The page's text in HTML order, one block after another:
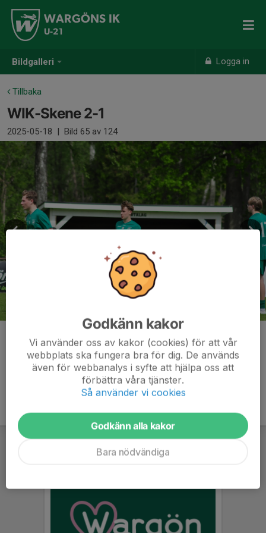
Bildgalleri Logga in
WARGÖNS IK
U-21
Tillbaka
WIK-Skene 2-1
2025-05-18 | Bild 65 av 124
Kommentarer
Godkänn kakor
Vi använder oss av kakor (cookies) för att vår
webbplats ska fungera bra för dig. De används
även för webbanalys i syfte att hjälpa oss att
förbättra våra tjänster.
Så använder vi cookies
Godkänn alla kakor
Bara nödvändiga